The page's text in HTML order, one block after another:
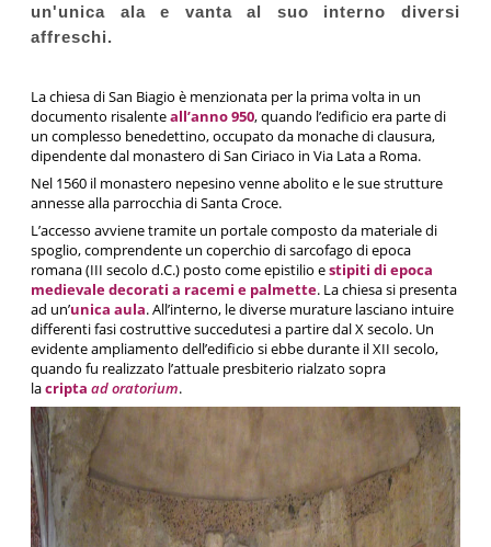
un'unica ala e vanta al suo interno diversi
affreschi.
La chiesa di San Biagio è menzionata per la prima volta in un
documento risalenteall’anno 950, quando l’edificio era parte di
un complesso benedettino, occupato da monache di clausura,
dipendente dal monastero di San Ciriaco in Via Lata a Roma.
Nel 1560 il monastero nepesino venne abolito e le sue strutture
annesse alla parrocchia di Santa Croce.
L’accesso avviene tramite un portale composto da materiale di
spoglio, comprendente un coperchio di sarcofago di epoca
romana (III secolo d.C.) posto come epistilio estipiti di epoca
medievale decorati a racemi e palmette. La chiesa si presenta
ad un’unica aula. All’interno, le diverse murature lasciano intuire
differenti fasi costruttive succedutesi a partire dal X secolo. Un
evidente ampliamento dell’edificio si ebbe durante il XII secolo,
quando fu realizzato l’attuale presbiterio rialzato sopra
lacripta ad oratorium.